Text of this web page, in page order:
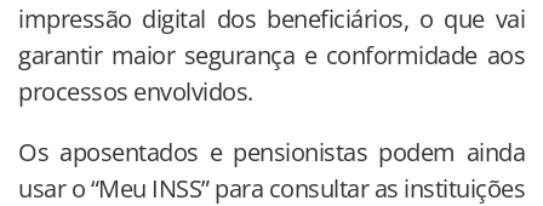
impressão digital dos beneficiários, o que vai
garantir maior segurança e conformidade aos
processos envolvidos.
Os aposentados e pensionistas podem ainda
usar o “Meu INSS” para consultar as instituições